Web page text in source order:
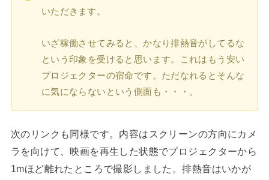
いただきます。
いざ稼働させてみると、かなり排熱音がしてるな
という印象を受けると思います。これはもう安い
プロジェクターの宿命です。ただなれるとそんな
に気にならないという側面も・・・。
次のリンクも同様です。内容はスクリーンの方向にカメ
ラを向けて、映画を再生した状態でプロジェクターから
1mほど離れたところで撮影しました。排熱音はいかが